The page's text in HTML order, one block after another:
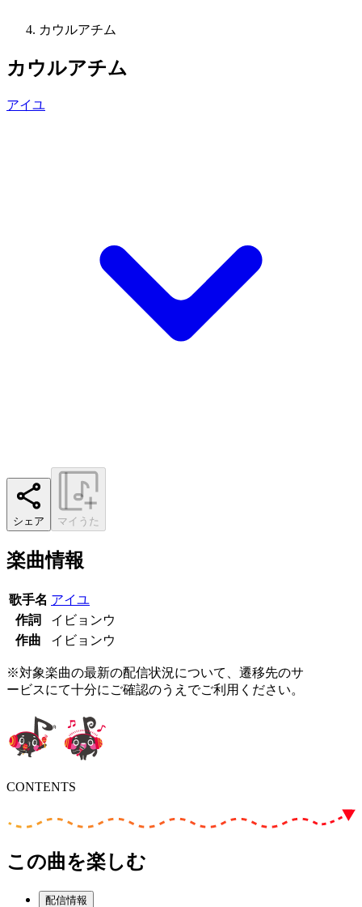
カウルアチム
カウルアチム
アイユ
シェア マイうた
楽曲情報
歌手名 アイユ
作詞
イビョンウ
作曲
イビョンウ
※対象楽曲の最新の配信状況について、遷移先のサ
ービスにて十分にご確認のうえでご利用ください。
CONTENTS
この曲を楽しむ
配信情報